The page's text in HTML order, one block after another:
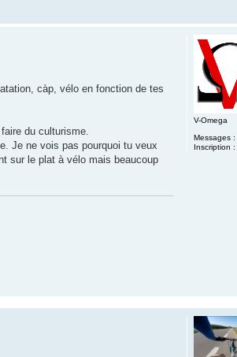
V-Omega
Messages :
Inscription :
càp, vélo en fonction de tes
du culturisme.
Je ne vois pas pourquoi tu veux
sur le plat à vélo mais beaucoup